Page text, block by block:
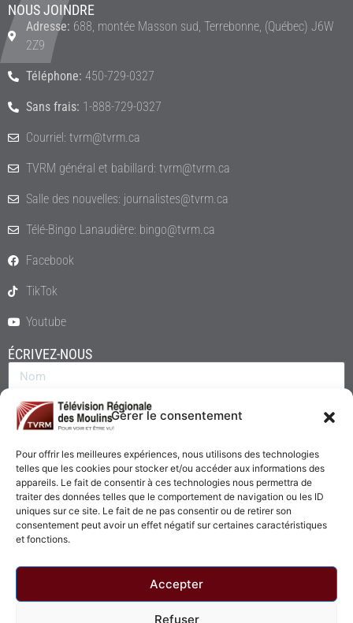
Gérer le consentement
Pour offrir les meilleures expériences, nous utilisons des technologies
telles que les cookies pour stocker et/ou accéder aux informations des
appareils. Le fait de consentir à ces technologies nous permettra de
traiter des données telles que le comportement de navigation ou les ID
uniques sur ce site. Le fait de ne pas consentir ou de retirer son
consentement peut avoir un effet négatif sur certaines caractéristiques
et fonctions.
Accepter
Refuser
NOUS JOINDRE
Adresse: 688, montée Masson sud, Terrebonne, (Québec) J6W
2Z9
Téléphone: 450-729-0327
Sans frais: 1-888-729-0327
Courriel: tvrm@tvrm.ca
TVRM général et babillard: tvrm@tvrm.ca
Salle des nouvelles: journalistes@tvrm.ca
Télé-Bingo Lanaudière: bingo@tvrm.ca
Facebook
TikTok
Youtube
ÉCRIVEZ-NOUS